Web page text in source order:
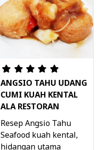
ANGSIO TAHU UDANG
CUMI KUAH KENTAL
ALA RESTORAN
Resep Angsio Tahu
Seafood kuah kental,
hidangan utama